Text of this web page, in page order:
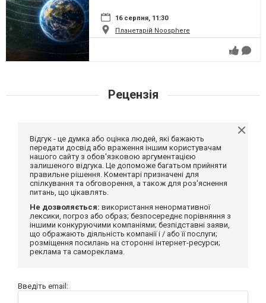
16 серпня, 11:30
Планетарій Noosphere
Рецензія
Відгук - це думка або оцінка людей, які бажають
передати досвід або враження іншим користувачам
нашого сайту з обов'язковою аргументацією
залишеного відгука. Це допоможе багатьом прийняти
правильне рішення. Коментарі призначені для
спілкування та обговорення, а також для роз'яснення
питань, що цікавлять.
Не дозволяється: використання ненормативної
лексики, погроз або образ; безпосереднє порівняння з
іншими конкуруючими компаніями; безпідставні заяви,
що ображають діяльність компанії і / або її послуги;
розміщення посилань на сторонні інтернет-ресурси;
реклама та самореклама.
Введіть email: